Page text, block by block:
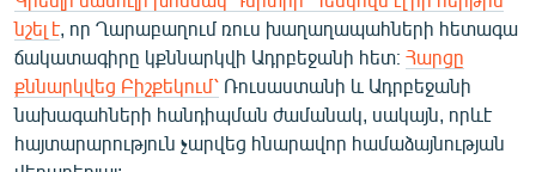
նշել է, որ Ղարաբաղում ռուս խաղաղապահների հետագա
ճակատագիրը կքննարկվի Ադրբեջանի հետ։ Հարցը
քննարկվեց Բիշքեկում՝ Ռուսաստանի և Ադրբեջանի
նախագահների հանդիպման ժամանակ, սակայն, որևէ
հայտարարություն չարվեց հնարավոր համաձայնության